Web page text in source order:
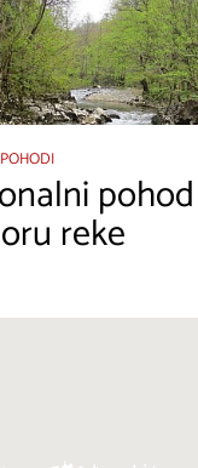
pohod
reke